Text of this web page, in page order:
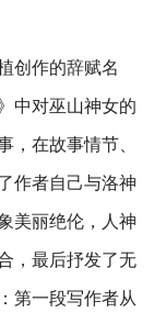
创作的辞赋名
中对巫山神女的
在故事情节、
作者自己与洛神
美丽绝伦，人神
，最后抒发了无
第一段写作者从